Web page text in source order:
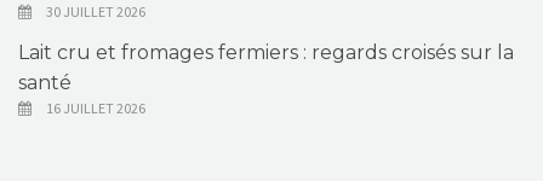
30 JUILLET 2026
Lait cru et fromages fermiers : regards croisés sur la
santé
16 JUILLET 2026